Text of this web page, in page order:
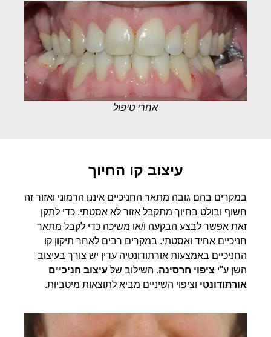
אחרי טיפול
עיצוב קו החיוך
במקרים בהם גובה מתאר החניכיים איננו הרמוני ואזור זה
חשוף ובולט בחיוך מתקבל אזור לא אסטתי. כדי לתקן
זאת אפשר לבצע הבקעה ו/או משיכה כדי לקבל מתאר
חניכיים אחיד ואסטתי. במקרים רבים לאחר תיקון קו
החניכיים באמצעות אורתודונטיה עדין יש צורך בעיצוב
השן ע"י ציפוי חרסינה. השילוב של עיצוב חניכיים
אורתודונטי וציפוי השיניים מביא לתוצאות מיטביות.